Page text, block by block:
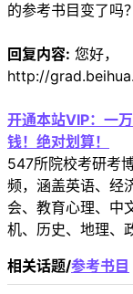
的参考书目变了吗
回复内容: 您好，
http://
开通本站VIP：一
钱！绝对划算！
547所院校考研考
频，涵盖英语、经
会、教育心理、中
机、历史、地理、
相关话题/参考书目